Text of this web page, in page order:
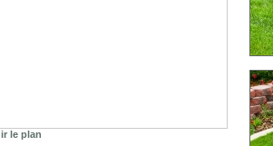
le plan